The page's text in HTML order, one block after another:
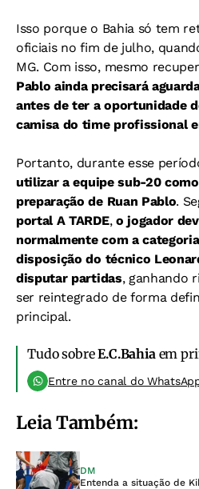
Isso porque o Bahia só tem
oficiais no fim de julho,
MG. Com isso, mesmo
Pablo ainda precisará
antes de ter a oportunidade
camisa do time profissional
Portanto, durante esse
utilizar a equipe sub-20
preparação de Ruan Pablo.
portal A TARDE, o jogador
normalmente com a
disposição do técnico
disputar partidas, ganhando
ser reintegrado de forma
principal.
Tudo sobreE.C.Bahiaem
Entre no canal do
Leia Também:
DM
Entenda a situação de